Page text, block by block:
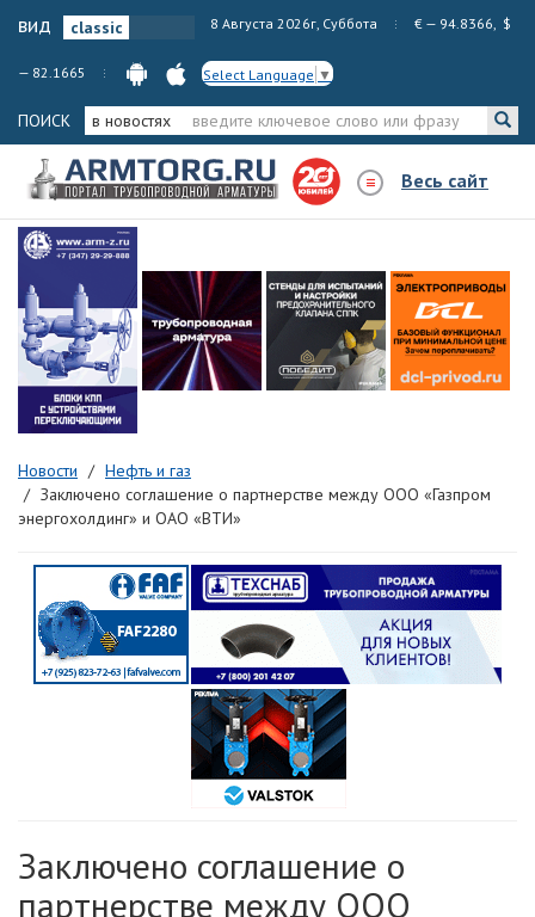
вид 8 Августа 2026г, Суббота € — 94.8366, $
— 82.1665 Select Language ▼
ПОИСК в новостях
Весь сайт
Новости
Нефть и газ
Заключено соглашение о партнерстве между ООО «Газпром
энергохолдинг» и ОАО «ВТИ»
Заключено соглашение о
партнерстве между ООО